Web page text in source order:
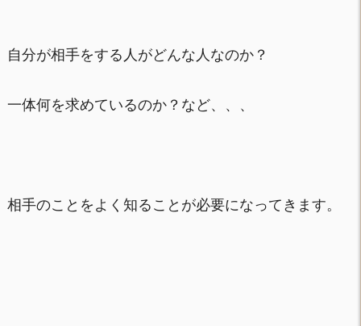
自分が相手をする人がどんな人なのか？
一体何を求めているのか？など、、、
相手のことをよく知ることが必要になってきます。